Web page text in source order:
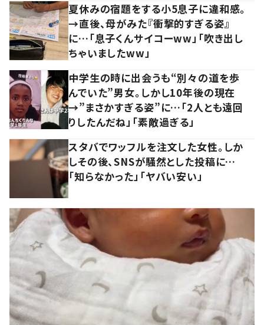
夏休みの宿題をする小5息子に違和感。
→直後、母がみた『衝撃的すぎる姿』
に…「息子くんサイコーww」「吹き出し
ちゃいましたww」
中学生の時に出会うも“別々の道を歩
んでいた”男女。しかし10年後の現在
→”まさかすぎる姿”に…「2人とも遠回
りしたんだね」「素敵過ぎる」
スタバでワッフルを注文した女性。しか
しその後、SNSが騒然とした投稿に…
「知らなかった」「ヤバい安い」